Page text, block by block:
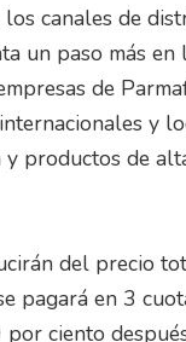
canales de
un paso más
de
y
productos de
del precio
pagará en 3
ciento